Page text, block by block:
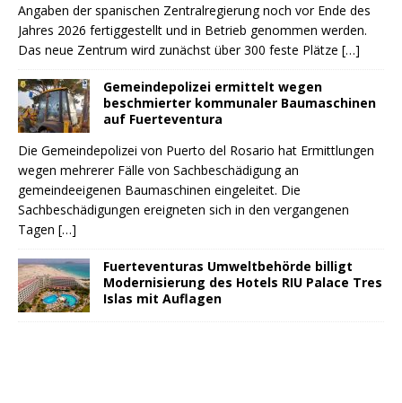
Angaben der spanischen Zentralregierung noch vor Ende des
Jahres 2026 fertiggestellt und in Betrieb genommen werden.
Das neue Zentrum wird zunächst über 300 feste Plätze […]
Gemeindepolizei ermittelt wegen
beschmierter kommunaler Baumaschinen
auf Fuerteventura
Die Gemeindepolizei von Puerto del Rosario hat Ermittlungen
wegen mehrerer Fälle von Sachbeschädigung an
gemeindeeigenen Baumaschinen eingeleitet. Die
Sachbeschädigungen ereigneten sich in den vergangenen
Tagen […]
Fuerteventuras Umweltbehörde billigt
Modernisierung des Hotels RIU Palace Tres
Islas mit Auflagen